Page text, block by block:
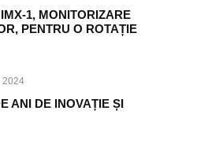
1, MONITORIZARE
PENTRU O ROTAȚIE
2024
ANI DE INOVAȚIE ȘI